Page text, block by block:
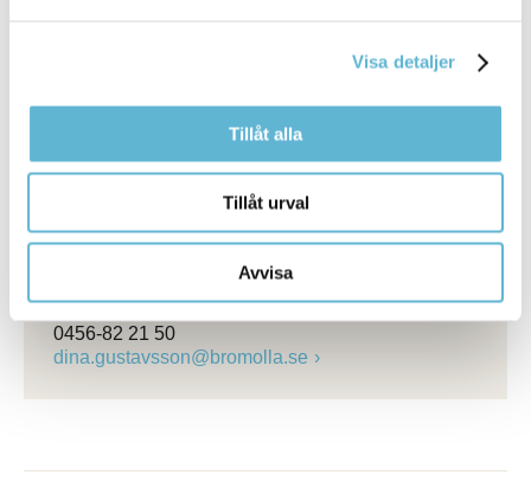
Visa detaljer
Tillåt alla
Tillåt urval
Avvisa
Storgatan 48 (kommunhuset i Bromölla)
bemanningsenheten@bromolla.se
Pauline Jaldeheim
Rekryteringsspecialist
pauline.jaldeheim@bromolla.se
Bemanningschef
0456-82 21 50
dina.gustavsson@bromolla.se